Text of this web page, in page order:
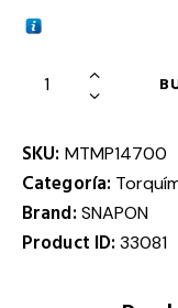
SKU: MTMP14700
Categoría:
Brand: SNAPON
Product ID:33081